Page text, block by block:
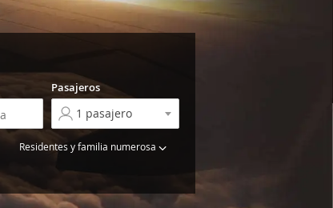
Pasajeros
Residentes y familia numerosa